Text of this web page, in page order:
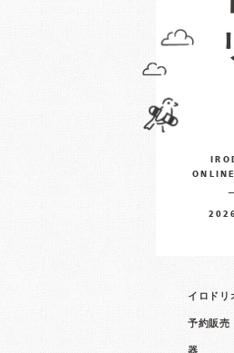
イロドリ
予約販売
器